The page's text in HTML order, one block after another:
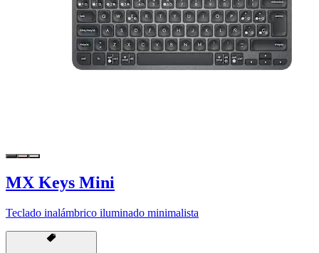
MX Keys Mini
Teclado inalámbrico iluminado minimalista